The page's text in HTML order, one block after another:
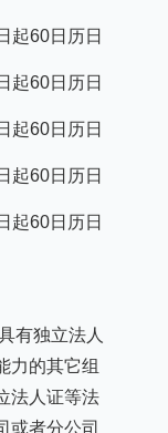
起60日历日
起60日历日
起60日历日
起60日历日
起60日历日
有独立法人
力的其它组
法人证等法
或者分公司